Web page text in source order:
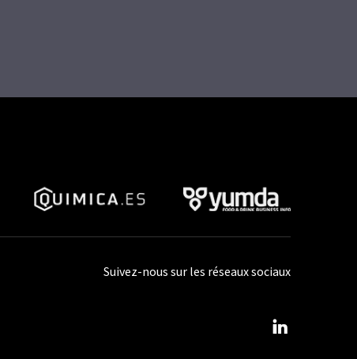
Suivez-nous sur les réseaux sociaux